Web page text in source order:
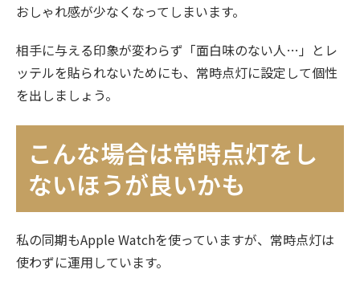
おしゃれ感が少なくなってしまいます。
相手に与える印象が変わらず「面白味のない人…」とレ
ッテルを貼られないためにも、常時点灯に設定して個性
を出しましょう。
こんな場合は常時点灯をし
ないほうが良いかも
私の同期もApple Watchを使っていますが、常時点灯は
使わずに運用しています。